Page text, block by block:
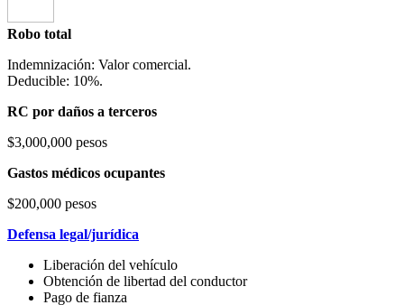
Robo total
Indemnización: Valor comercial.
Deducible: 10%.
RC por daños a terceros
$3,000,000 pesos
Gastos médicos ocupantes
$200,000 pesos
Defensa legal/jurídica
Liberación del vehículo
Obtención de libertad del conductor
Pago de fianza